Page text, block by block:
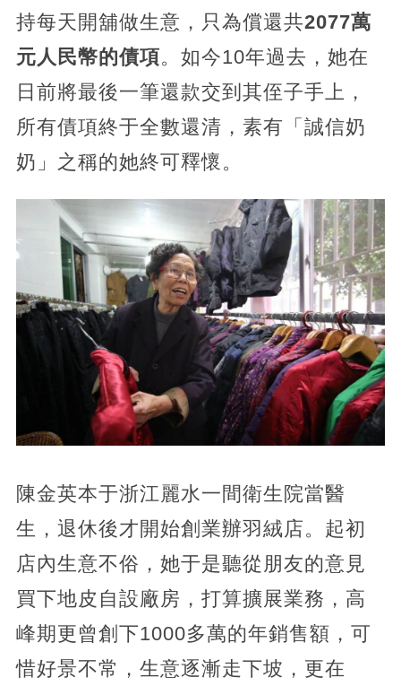
持每天開舖做生意，只為償還共2077萬
元人民幣的債項。如今10年過去，她在
日前將最後一筆還款交到其侄子手上，
所有債項終于全數還清，素有「誠信奶
奶」之稱的她終可釋懷。
陳金英本于浙江麗水一間衛生院當醫
生，退休後才開始創業辦羽絨店。起初
店內生意不俗，她于是聽從朋友的意見
買下地皮自設廠房，打算擴展業務，高
峰期更曾創下1000多萬的年銷售額，可
惜好景不常，生意逐漸走下坡，更在